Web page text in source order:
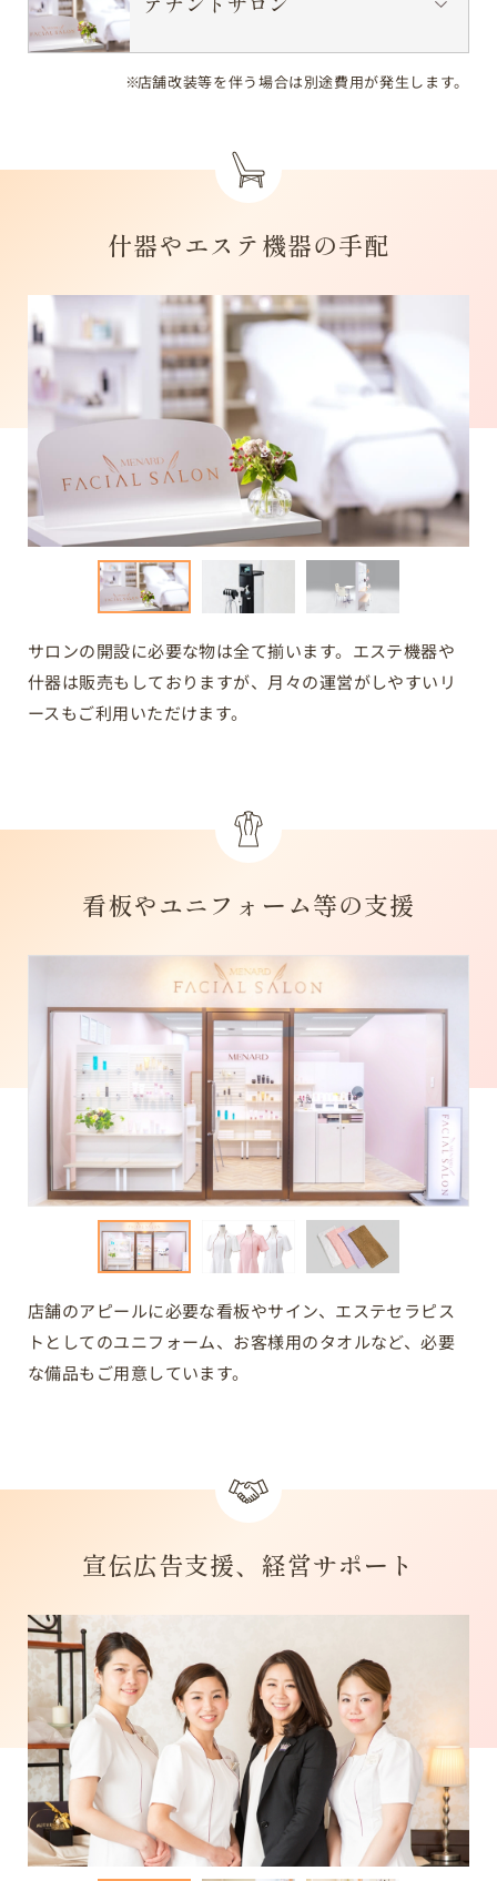
店舗改装等を伴う場合は別途費用が発生します。
什器やエステ機器の手配
サロンの開設に必要な物は全て揃います。 エステ機器や
什器は販売もしておりますが、月々の運営がしやすいリ
ースもご利用いただけます。
看板やユニフォーム等の支援
店舗のアピールに必要な看板やサイン、エステセラピス
トとしてのユニフォーム、お客様用のタオルなど、必要
な備品もご用意しています。
宣伝広告支援、経営サポート